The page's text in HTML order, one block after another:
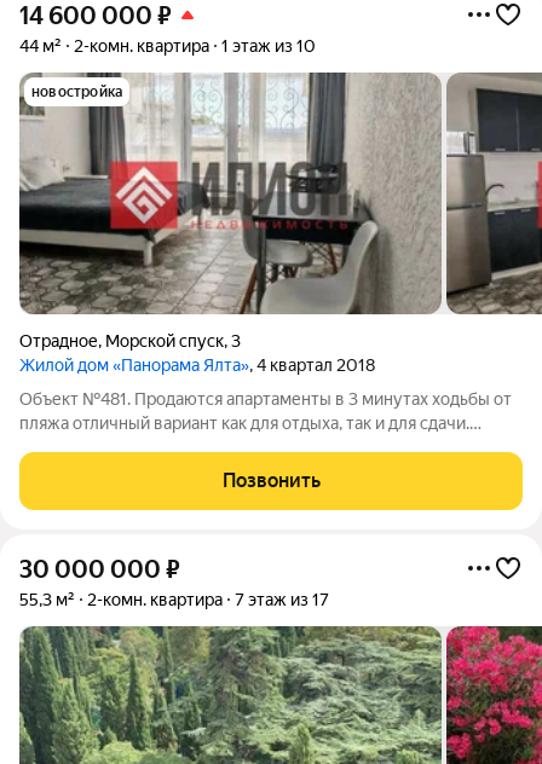
14 600 000 ₽
44 м² 2-комн. квартира 1 этаж из 10
новостройка
Отрадное, Морской спуск,3
Жилой дом «Панорама Ялта», 4 квартал 2018
Объект №481. Продаются апартаменты в 3 минутах ходьбы от
пляжа отличный вариант как для отдыха, так и для сдачи.
- Этаж: 1/10, монолитный дом, 2019 г. постройки. - Балкон,
панорамные окна с
Позвонить
30 000 000 ₽
55,3 м² 2-комн. квартира 7 этаж из 17